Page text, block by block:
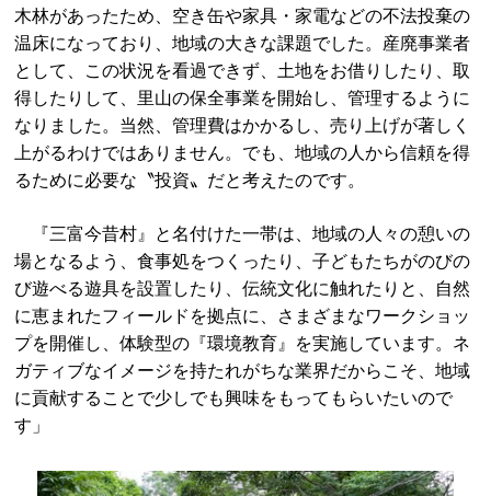
木林があったため、空き缶や家具・家電などの不法投棄の
温床になっており、地域の大きな課題でした。産廃事業者
として、この状況を看過できず、土地をお借りしたり、取
得したりして、里山の保全事業を開始し、管理するように
なりました。当然、管理費はかかるし、売り上げが著しく
上がるわけではありません。でも、地域の人から信頼を得
るために必要な〝投資〟だと考えたのです。
『三富今昔村』と名付けた一帯は、地域の人々の憩いの
場となるよう、食事処をつくったり、子どもたちがのびの
び遊べる遊具を設置したり、伝統文化に触れたりと、自然
に恵まれたフィールドを拠点に、さまざまなワークショッ
プを開催し、体験型の『環境教育』を実施しています。ネ
ガティブなイメージを持たれがちな業界だからこそ、地域
に貢献することで少しでも興味をもってもらいたいので
す」